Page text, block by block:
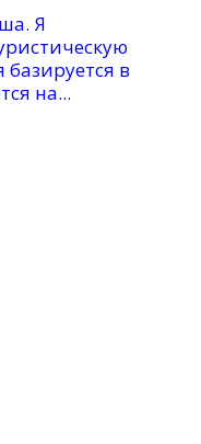
Я
в
на...